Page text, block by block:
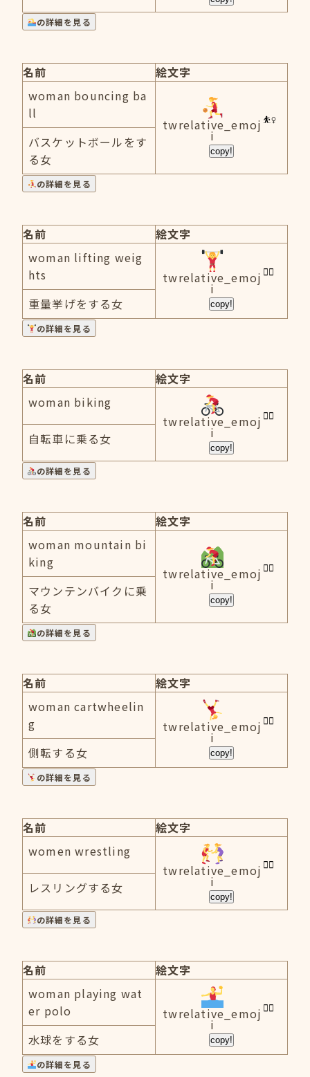
の詳細を見る
名前
絵文字
woman bouncing ba
ll
twrelative_emoj
i
copy!
バスケットボールをす
る女
の詳細を見る
名前
絵文字
woman lifting weig
hts
twrelative_emoj
i
copy!
重量挙げをする女
の詳細を見る
名前
絵文字
woman biking
twrelative_emoj
i
copy!
自転車に乗る女
の詳細を見る
名前
絵文字
woman mountain bi
king
twrelative_emoj
i
copy!
マウンテンバイクに乗
る女
の詳細を見る
名前
絵文字
woman cartwheelin
g
twrelative_emoj
i
copy!
側転する女
の詳細を見る
名前
絵文字
women wrestling
twrelative_emoj
i
copy!
レスリングする女
の詳細を見る
名前
絵文字
woman playing wat
er polo
twrelative_emoj
i
copy!
水球をする女
の詳細を見る